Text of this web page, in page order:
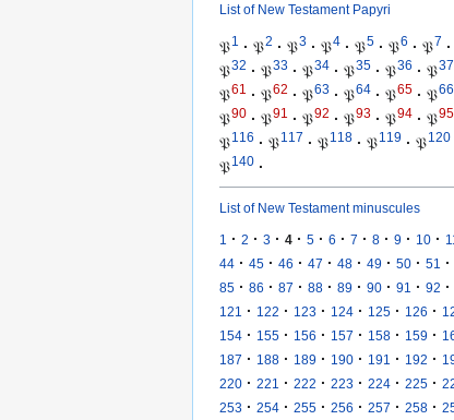
List of New Testament Papyri
𝔓1 · 𝔓2 · 𝔓3 · 𝔓4 · 𝔓5 · 𝔓6 · 𝔓7 ·
𝔓32 · 𝔓33 · 𝔓34 · 𝔓35 · 𝔓36 · 𝔓37
𝔓61 · 𝔓62 · 𝔓63 · 𝔓64 · 𝔓65 · 𝔓66
𝔓90 · 𝔓91 · 𝔓92 · 𝔓93 · 𝔓94 · 𝔓95
𝔓116 · 𝔓117 · 𝔓118 · 𝔓119 · 𝔓120
𝔓140 ·
List of New Testament minuscules
1 · 2 · 3 · 4 · 5 · 6 · 7 · 8 · 9 · 10 ·
44 · 45 · 46 · 47 · 48 · 49 · 50 · 51 ·
85 · 86 · 87 · 88 · 89 · 90 · 91 · 92 ·
121 · 122 · 123 · 124 · 125 · 126 ·
154 · 155 · 156 · 157 · 158 · 159 ·
187 · 188 · 189 · 190 · 191 · 192 ·
220 · 221 · 222 · 223 · 224 · 225 ·
253 · 254 · 255 · 256 · 257 · 258 ·